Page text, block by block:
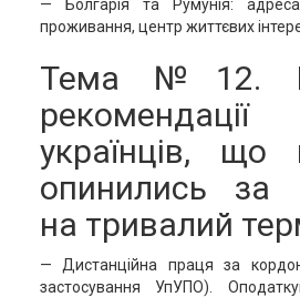
— Болгарія та Румунія:
проживання, центр життєвих
Тема №12.
українців, що
опинились за
на тривалий
— Дистанційна праця за
застосування УпУПО).